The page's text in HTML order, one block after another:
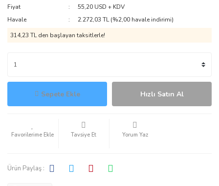
Fiyat
55,20 USD + KDV
Havale
2.272,03 TL (%2,00 havale indirimi)
314,23 TL den başlayan taksitlerle!
Sepete Ekle Hızlı Satın Al
Tavsiye Et Yorum Yaz
Ürün Paylaş :